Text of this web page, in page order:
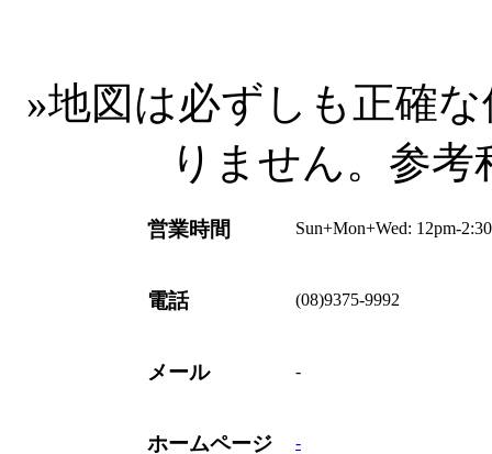
»地図は必ずしも正確
りません。参
営業時間 Sun+Mon+Wed: 12pm-
電話 (08)9375-9992
メール -
ホームページ -